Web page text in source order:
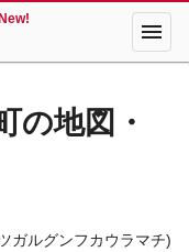
New! menu
の地図・
ガルグンフカウラマチ)